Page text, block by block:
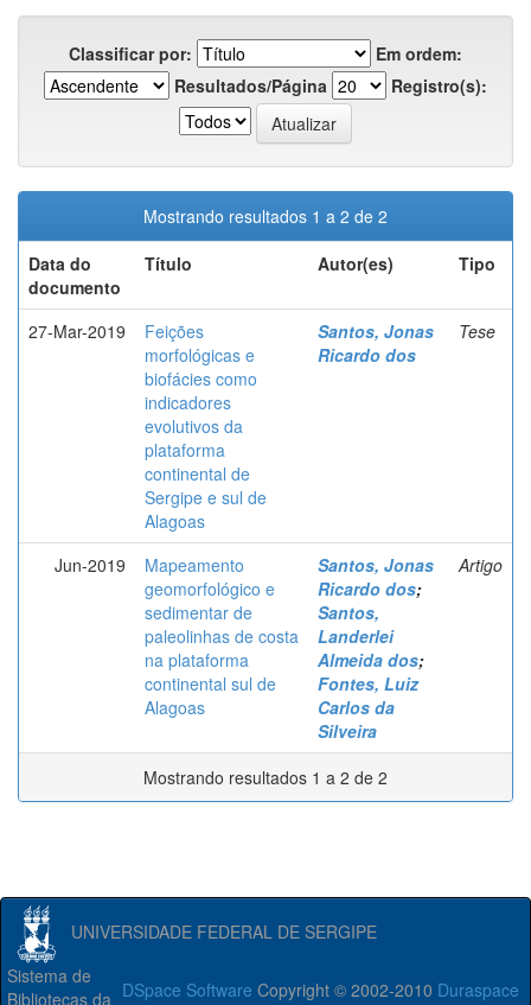
Classificar por:
Em ordem:
Resultados/Página
Registro(s):
Mostrando resultados 1 a 2 de 2
Data do
documento
Título Autor(es) Tipo
27-Mar-2019
Feições
morfológicas e
biofácies como
indicadores
evolutivos da
plataforma
continental de
Sergipe e sul de
Alagoas
Santos, Jonas
Ricardo dos
Tese
Jun-2019
Mapeamento
geomorfológico e
sedimentar de
paleolinhas de costa
na plataforma
continental sul de
Alagoas
Santos, Jonas
Ricardo dos;
Santos,
Landerlei
Almeida dos;
Fontes, Luiz
Carlos da
Silveira
Artigo
Mostrando resultados 1 a 2 de 2
UNIVERSIDADE FEDERAL DE SERGIPE
DSpace Software Copyright © 2002-2010 Duraspace
Sistema de
Bibliotecas da